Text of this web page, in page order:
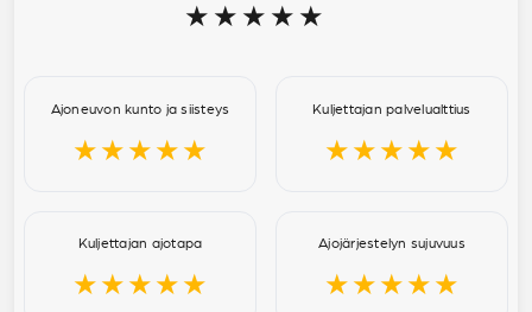
★★★★★
Ajoneuvon kunto ja siisteys
★★★★★
Kuljettajan palvelualttius
★★★★★
Kuljettajan ajotapa
★★★★★
Ajojärjestelyn sujuvuus
★★★★★